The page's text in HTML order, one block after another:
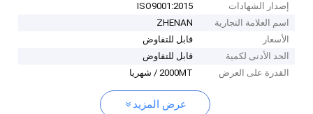
إصدار الشهادات
ISO9001:2015
اسم العلامة التجارية
ZHENAN
الأسعار
قابل للتفاوض
الحد الأدنى لكمية
قابل للتفاوض
القدرة على العرض
2000MT / شهريا
عرض المزيد